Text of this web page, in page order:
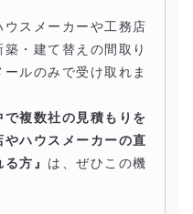
スメーカーや工務店
・建て替えの間取り
ルのみで受け取れま
で複数社の見積もりを
やハウスメーカーの直
方』 は、ぜひこの機